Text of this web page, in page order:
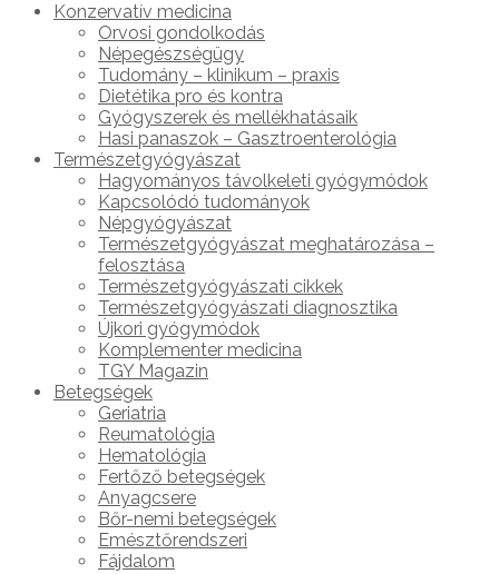
Konzervatív medicina
Orvosi gondolkodás
Népegészségügy
Tudomány – klinikum – praxis
Dietétika pro és kontra
Gyógyszerek és mellékhatásaik
Hasi panaszok – Gasztroenterológia
Természetgyógyászat
Hagyományos távolkeleti gyógymódok
Kapcsolódó tudományok
Népgyógyászat
Természetgyógyászat meghatározása –
felosztása
Természetgyógyászati cikkek
Természetgyógyászati diagnosztika
Újkori gyógymódok
Komplementer medicina
TGY Magazin
Betegségek
Geriatria
Reumatológia
Hematológia
Fertőző betegségek
Anyagcsere
Bőr-nemi betegségek
Emésztőrendszeri
Fájdalom